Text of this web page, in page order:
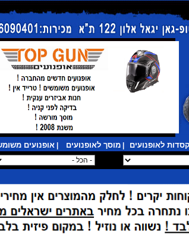
קסדות לאופנועים מוסך לאופנועים אופנועים